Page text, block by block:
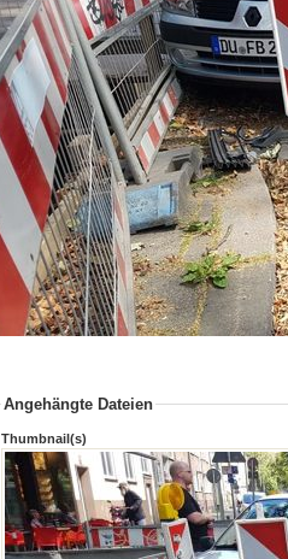
Angehängte Dateien
Thumbnail(s)